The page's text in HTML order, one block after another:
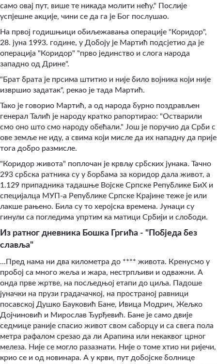
само овај пут, више те никада молити нећу." Послије
успјешне акције, чини се да га је Бог послушао.
На првој годишњици обиљежавања операције "Коридор",
28. јуна 1993. године, у Добоју је Мартић подсјетио да је
операција "Коридор" "прво јединство и слога народа
западно од Дрине".
"Брат брата је прсима штитио и није било војника који није
извршио задатак", рекао је тада Мартић.
Тако је говорио Мартић, а од народа бурно поздрављен
генерал Талић је народу кратко рапортирао: "Остварили
смо оно што смо народу обећали." Још је поручио да Срби с
ове земље не иду, а свима који мисле да их нападну да прије
тога добро размисле.
"Коридор живота" поплочан је крвљу србских јунака. Тачно
293 србска ратника су у борбама за коридор дала живот, а
1.129 припадника тадашње Војске Српске Републике БиХ и
специјалца МУП-а Републике Српске Крајине теже је или
лакше рањено. Била су то херојска времена. Јунаци су
гинули са погледима упртим ка матици Србији и слободи.
Из ратног дневника Бошка Гргића - "Побједа без
славља"
...Пред нама ни два километра до **** живота. Кренусмо у
пробој са много жеља и жара, нестрпљиви и одважни. А
онда прве жртве, на посљедњој етапи до циља. Падоше
јуначки на прузи градачачкој, на пространој равници
посавској Душко Бауковић Бане, Ивица Модрич, Жељко
Дојчиновић и Мирослав Ђурђевић. Бане је само двије
седмице раније спасио живот свом саборцу и са свега пола
метра рафалом срезао да ли Арапина или некаквог црног
мелеза. Није се могло разазнати. Није о томе хтио ни ријечи,
крио се и од новинара. А у крви, пут добојске болнице